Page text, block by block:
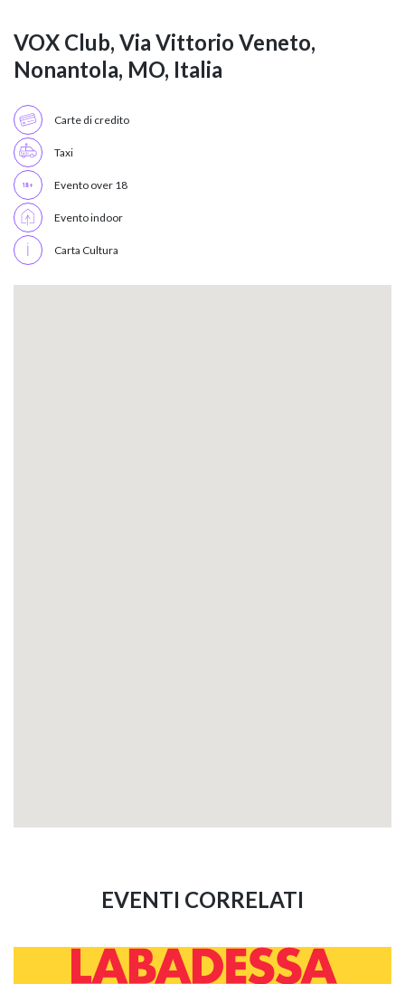
VOX Club, Via Vittorio Veneto,
Nonantola, MO, Italia
Carte di credito
Taxi
Evento over 18
Evento indoor
Carta Cultura
EVENTI CORRELATI